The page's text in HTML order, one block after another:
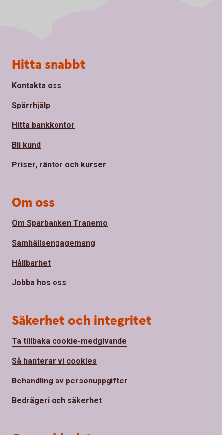
Sidfot
Hitta snabbt
Kontakta oss
Spärrhjälp
Hitta bankkontor
Bli kund
Priser, räntor och kurser
Om oss
Om Sparbanken Tranemo
Samhällsengagemang
Hållbarhet
Jobba hos oss
Säkerhet och integritet
Ta tillbaka cookie-medgivande
Så hanterar vi cookies
Behandling av personuppgifter
Bedrägeri och säkerhet